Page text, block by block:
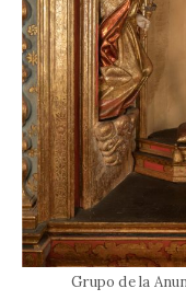
Grupo de la